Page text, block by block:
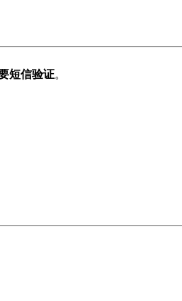
短信验证。